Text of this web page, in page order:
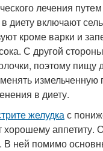
лечения
диету включают
кроме варки и
С другой
поэтому
в диету.
желудкас
хорошему аппетиту.
В ней помимо